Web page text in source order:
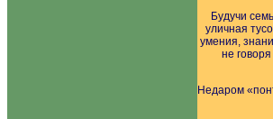
Будучи
уличная
умения,
не
Недаром